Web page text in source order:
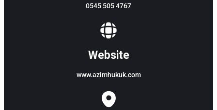
0545 505 4767
Website
www.azimhukuk.com